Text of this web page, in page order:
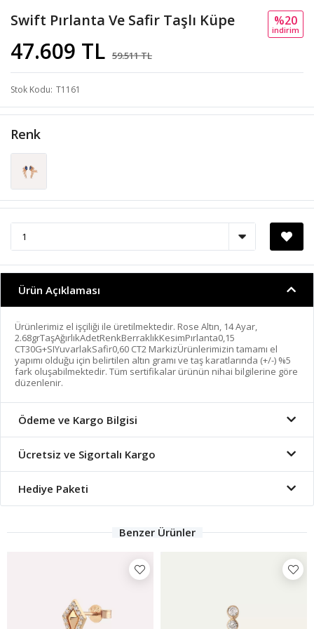
Swift Pırlanta Ve Safir Taşlı Küpe
47.609 TL 59.511 TL
%20
i̇ndi̇ri̇m
Stok Kodu T1161
Renk
Ürün Açıklaması
Ürünlerimiz el işçiliği ile üretilmektedir. Rose Altın, 14 Ayar,
2.68grTaşAğırlıkAdetRenkBerraklıkKesimPırlanta0,15
CT30G+SIYuvarlakSafir0,60 CT2 MarkizÜrünlerimizin tamamı el
yapımı olduğu için belirtilen altın gramı ve taş karatlarında (+/-) %5
fark oluşabilmektedir. Tüm sertifikalar ürünün nihai bilgilerine göre
düzenlenir.
Ödeme ve Kargo Bilgisi
Ücretsiz ve Sigortalı Kargo
Hediye Paketi
Benzer Ürünler